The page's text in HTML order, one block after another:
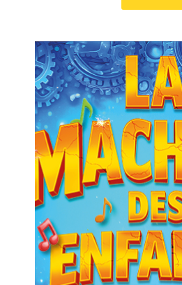
La Machine des
Spectacle musical,
Salle 2
10h20